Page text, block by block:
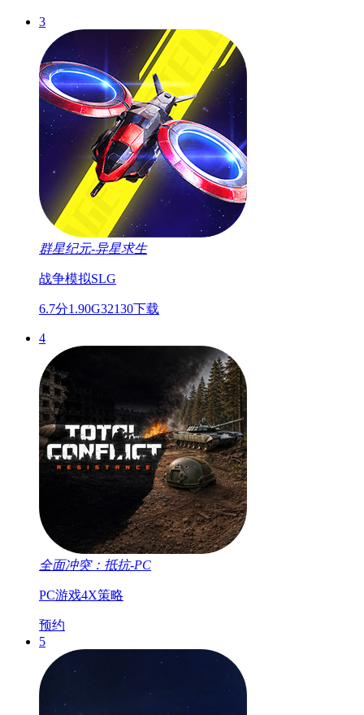
3
群星纪元-异星求生
战争模拟SLG
6.7分1.90G32130下载
4
全面冲突：抵抗-PC
PC游戏4X策略
预约
5